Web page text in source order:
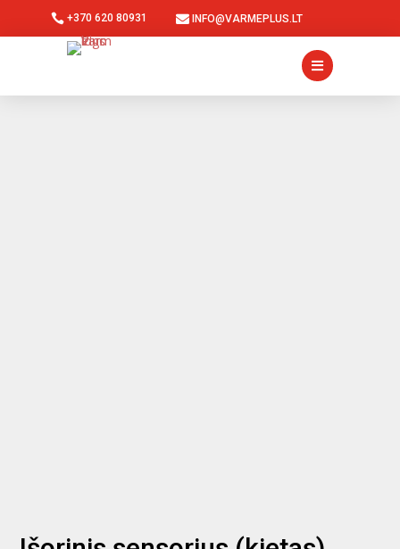
 +370 620 80931  INFO@VARMEPLUS.LT
